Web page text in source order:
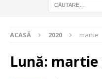
ACASĂ 2020 martie
Lună: martie